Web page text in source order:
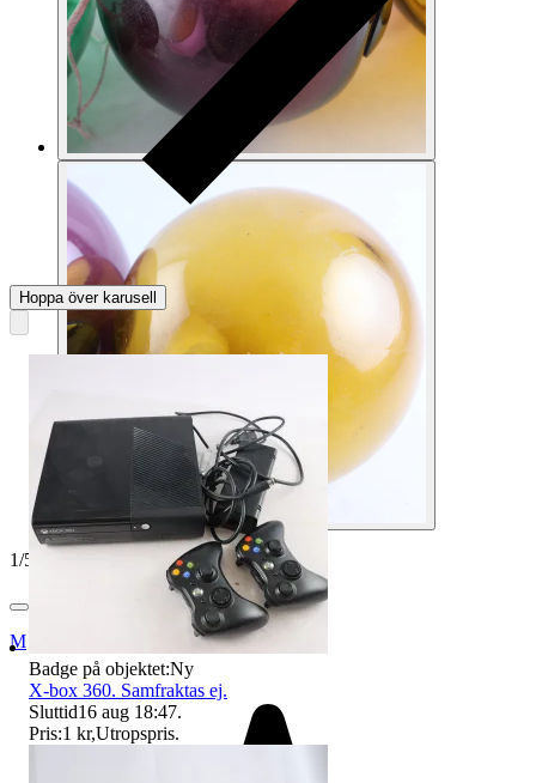
1/5
Myrorna
Hoppa över karusell
Badge på objektet:Ny
X-box 360. Samfraktas ej.
Sluttid16 aug 18:47.
Pris:1 kr,Utropspris.